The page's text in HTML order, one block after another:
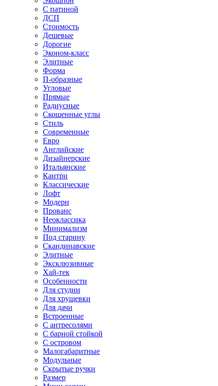
С патиной
ДСП
Стоимость
Дешевые
Дорогие
Эконом-класс
Элитные
Форма
П-образные
Угловые
Прямые
Радиусные
Скошенные углы
Стиль
Современные
Евро
Английские
Дизайнерские
Итальянские
Кантри
Классические
Лофт
Модерн
Прованс
Неоклассика
Минимализм
Под старину
Скандинавские
Элитные
Эксклюзивные
Хай-тек
Особенности
Для студии
Для хрущевки
Для дачи
Встроенные
С антресолями
С барной стойкой
С островом
Малогабаритные
Модульные
Скрытые ручки
Размер